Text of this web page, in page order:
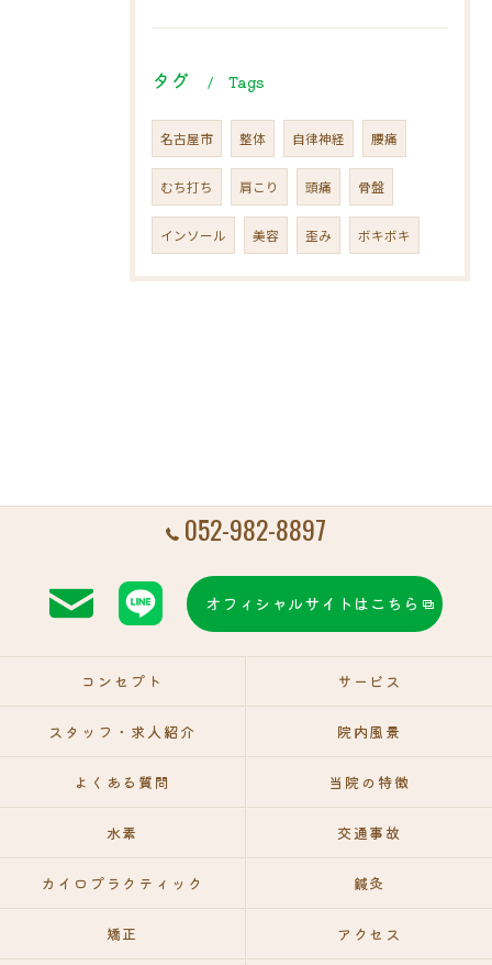
タグ Tags
名古屋市 整体 自律神経 腰痛
むち打ち 肩こり 頭痛 骨盤
インソール 美容 歪み ボキボキ
052-982-8897
オフィシャルサイトはこちら
コンセプト サービス
スタッフ・求人紹介 院内風景
よくある質問 当院の特徴
水素 交通事故
カイロプラクティック 鍼灸
矯正 アクセス